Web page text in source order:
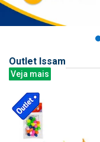
Outlet Issam
Veja mais